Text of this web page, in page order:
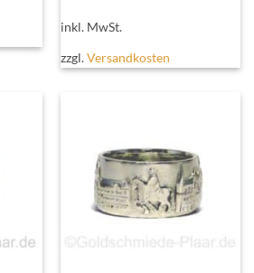
weist
mehrere
Varianten
können
Produktseite
inkl. MwSt.
zzgl.Versandkosten